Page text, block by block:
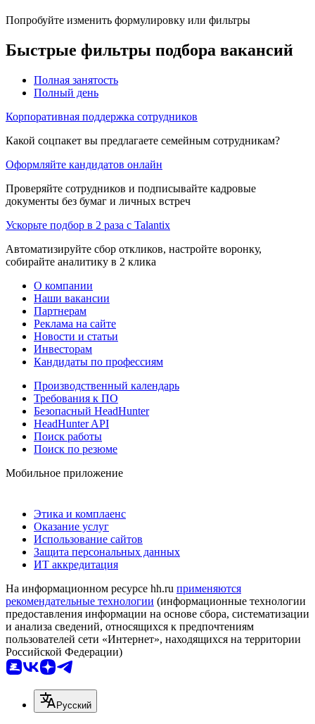
Попробуйте изменить формулировку или фильтры
Быстрые фильтры подбора вакансий
Полная занятость
Полный день
Корпоративная поддержка сотрудников
Какой соцпакет вы предлагаете семейным сотрудникам?
Оформляйте кандидатов онлайн
Проверяйте сотрудников и подписывайте кадровые
документы без бумаг и личных встреч
Ускорьте подбор в 2 раза с Talantix
Автоматизируйте сбор откликов, настройте воронку,
собирайте аналитику в 2 клика
О компании
Наши вакансии
Партнерам
Реклама на сайте
Новости и статьи
Инвесторам
Кандидаты по профессиям
Производственный календарь
Требования к ПО
Безопасный HeadHunter
HeadHunter API
Поиск работы
Поиск по резюме
Мобильное приложение
Этика и комплаенс
Оказание услуг
Использование сайтов
Защита персональных данных
ИТ аккредитация
На информационном ресурсе hh.ru применяются
рекомендательные технологии (информационные технологии
предоставления информации на основе сбора, систематизации
и анализа сведений, относящихся к предпочтениям
пользователей сети «Интернет», находящихся на территории
Российской Федерации)
Русский